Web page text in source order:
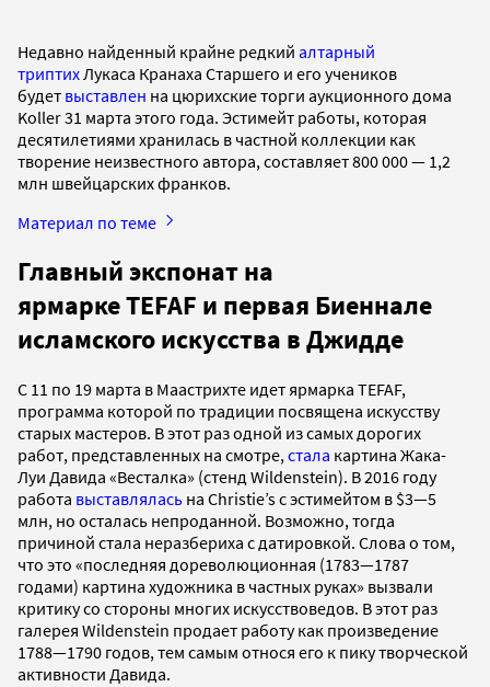
Недавно найденный крайне редкий алтарный
триптих Лукаса Кранаха Старшего и его учеников
будет выставлен на цюрихские торги аукционного дома
Koller 31 марта этого года. Эстимейт работы, которая
десятилетиями хранилась в частной коллекции как
творение неизвестного автора, составляет 800 000 — 1,2
млн швейцарских франков.
Материал по теме
Главный экспонат на
ярмарке TEFAF и первая Биеннале
исламского искусства в Джидде
С 11 по 19 марта в Маастрихте идет ярмарка TEFAF,
программа которой по традиции посвящена искусству
старых мастеров. В этот раз одной из самых дорогих
работ, представленных на смотре,стала картина Жака-
Луи Давида «Весталка» (стенд Wildenstein). В 2016 году
работа выставлялась на Christie’s с эстимейтом в $3—5
млн, но осталась непроданной. Возможно, тогда
причиной стала неразбериха с датировкой. Слова о том,
что это «последняя дореволюционная (1783—1787
годами) картина художника в частных руках» вызвали
критику со стороны многих искусствоведов. В этот раз
галерея Wildenstein продает работу как произведение
1788—1790 годов, тем самым относя его к пику творческой
активности Давида.